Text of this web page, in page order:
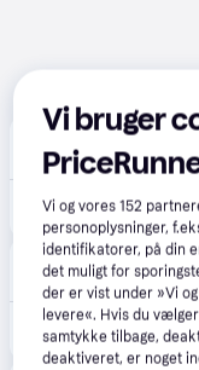
Bilka
49 kr. fragt,
Ninja 2-i-1 blender
Føtex
49 kr. fragt,
Vi bruger
Vi og vores152
personoplysninger,
identifikatorer, på din
det muligt for
der er vist under »Vi
levere«. Hvis du
samtykke tilbage,
deaktiveret, er noget